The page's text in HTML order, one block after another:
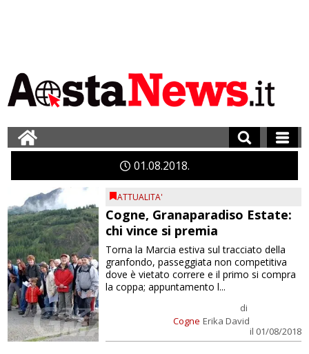
01 08 2018
ATTUALITA'
Cogne, Granaparadiso Estate:
chi vince si premia
Cogne
di
Erika David
il 01/08/2018
Torna la Marcia estiva sul tracciato della
granfondo, passeggiata non competitiva
dove è vietato correre e il primo si compra
la coppa; appuntamento l...